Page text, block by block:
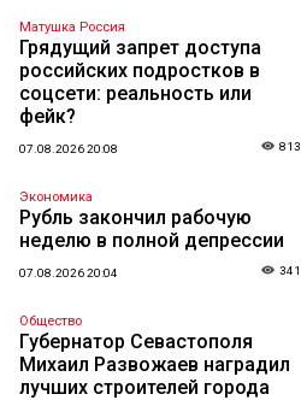
Матушка Россия
Грядущий запрет доступа
российских подростков в
соцсети: реальность или
фейк?
07.08.2026 20:08 813
Экономика
Рубль закончил рабочую
неделю в полной депрессии
07.08.2026 20:04 341
Общество
Губернатор Севастополя
Михаил Развожаев наградил
лучших строителей города